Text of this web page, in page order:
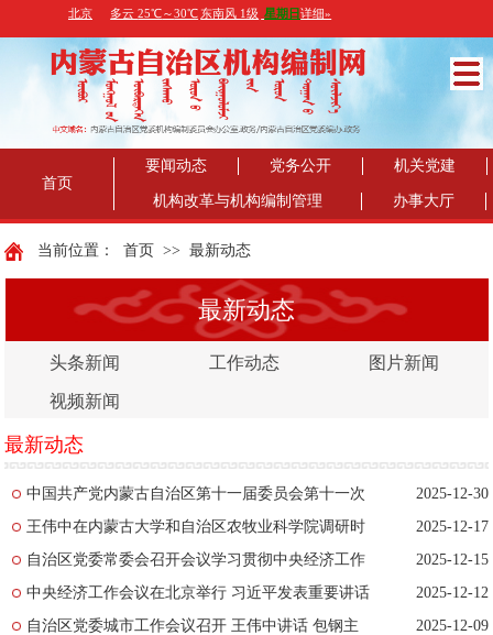
首页
要闻动态 党务公开 机关党建
机构改革与机构编制管理 办事大厅
当前位置： 首页 >> 最新动态
最新动态
头条新闻 工作动态 图片新闻
视频新闻
最新动态
中国共产党内蒙古自治区第十一届委员会第十一次
全体会议公报
2025-12-30
王伟中在内蒙古大学和自治区农牧业科学院调研时
强调 统筹推进教育科技人才一体发展 为高水平科
技自立自...
2025-12-17
自治区党委常委会召开会议学习贯彻中央经济工作
会议精神 王伟中主持
2025-12-15
中央经济工作会议在北京举行 习近平发表重要讲话
2025-12-12
自治区党委城市工作会议召开 王伟中讲话 包钢主
2025-12-09